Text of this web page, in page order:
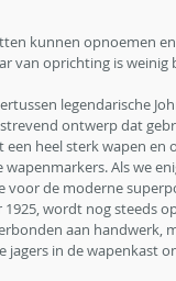
kunnen opnoemen
van oprichting is weinig
legendarische
ontwerp dat
heel sterk wapen en
Als we
voor de moderne
wordt nog steeds
aan handwerk,
in de wapenkast